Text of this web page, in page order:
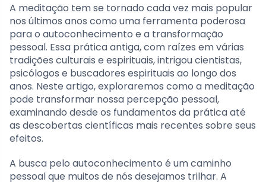
A meditação tem se tornado cada vez mais popular
nos últimos anos como uma ferramenta poderosa
para o autoconhecimento e a transformação
pessoal. Essa prática antiga, com raízes em várias
tradições culturais e espirituais, intrigou cientistas,
psicólogos e buscadores espirituais ao longo dos
anos. Neste artigo, exploraremos como a meditação
pode transformar nossa percepção pessoal,
examinando desde os fundamentos da prática até
as descobertas científicas mais recentes sobre seus
efeitos.
A busca pelo autoconhecimento é um caminho
pessoal que muitos de nós desejamos trilhar. A